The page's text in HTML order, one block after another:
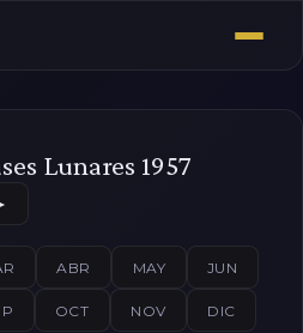
Lunares 1957
ABR MAY JUN
OCT NOV DIC